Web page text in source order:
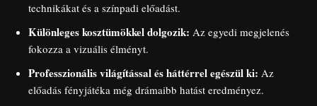
technikákat és a színpadi előadást.
Különleges kosztümökkel dolgozik: Az egyedi megjelenés
fokozza a vizuális élményt.
Professzionális világítással és háttérrel egészül ki: Az
előadás fényjátéka még drámaibb hatást eredményez.